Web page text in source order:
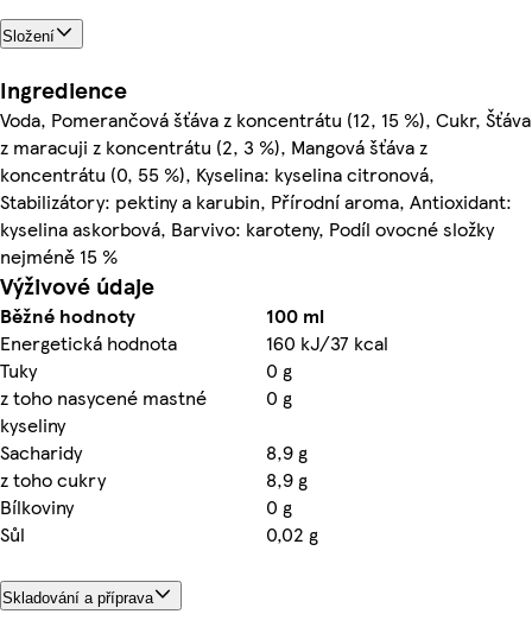
Složení
Ingredience
Voda, Pomerančová šťáva z koncentrátu (12, 15 %), Cukr, Šťáva
z maracuji z koncentrátu (2, 3 %), Mangová šťáva z
koncentrátu (0, 55 %), Kyselina: kyselina citronová,
Stabilizátory: pektiny a karubin, Přírodní aroma, Antioxidant:
kyselina askorbová, Barvivo: karoteny, Podíl ovocné složky
nejméně 15 %
Výživové údaje
Běžné hodnoty
100 ml
Energetická hodnota
160 kJ/37 kcal
Tuky
0 g
z toho nasycené mastné
kyseliny
0 g
Sacharidy
8,9 g
z toho cukry
8,9 g
Bílkoviny
0 g
Sůl
0,02 g
Skladování a příprava